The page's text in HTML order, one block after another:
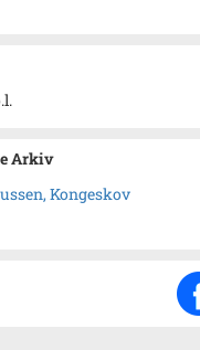
Arkiv
Kongeskov